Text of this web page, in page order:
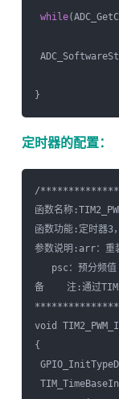
while
定时器的配置：
/
函数名称
函数功能:定时器3
参数说明:arr：重
psc：预分频值
备    注:通过
void
{